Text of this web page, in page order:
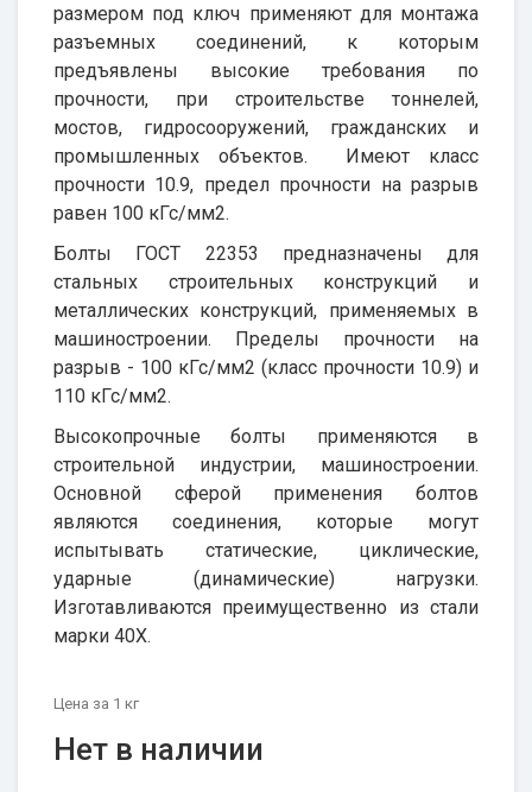
размером под ключ применяют для монтажа
разъемных соединений, к которым
предъявлены высокие требования по
прочности, при строительстве тоннелей,
мостов, гидросооружений, гражданских и
промышленных объектов. Имеют класс
прочности 10.9, предел прочности на разрыв
равен 100 кГс/мм2.
Болты ГОСТ 22353 предназначены для
стальных строительных конструкций и
металлических конструкций, применяемых в
машиностроении. Пределы прочности на
разрыв - 100 кГс/мм2 (класс прочности 10.9) и
110 кГс/мм2.
Высокопрочные болты применяются в
строительной индустрии, машиностроении.
Основной сферой применения болтов
являются соединения, которые могут
испытывать статические, циклические,
ударные (динамические) нагрузки.
Изготавливаются преимущественно из стали
марки 40Х.
Цена за 1 кг
Нет в наличии